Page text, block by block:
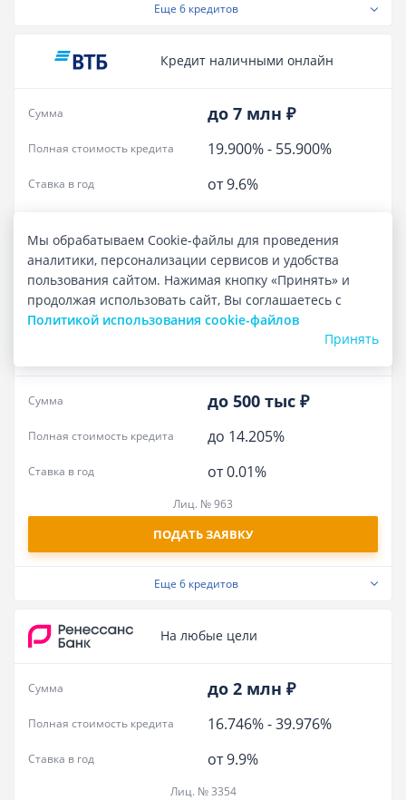
Еще 6 кредитов
Кредит наличными онлайн
до 7 млн ₽
Сумма
19.900%- 55.900%
Полная стоимость кредита
от 9.6%
Ставка в год
ПОДАТЬ ЗАЯВКУ
Еще6 кредитов
до 500 тыс ₽
Сумма
до 14.205%
Полная стоимость кредита
от 0.01%
Ставка в год
Лиц. № 963
ПОДАТЬ ЗАЯВКУ
Еще 6 кредитов
На любые цели
до 2 млн ₽
Сумма
16.746%-39.976%
Полная стоимость кредита
от 9.9%
Ставка в год
Лиц. № 3354
Мы обрабатываем Cookie-файлы для проведения
аналитики, персонализации сервисов и удобства
пользования сайтом. Нажимая кнопку «Принять» и
продолжая использовать сайт, Вы соглашаетесь с
Политикой использования cookie-файлов
Принять